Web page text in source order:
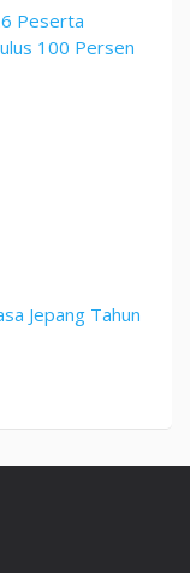
Peserta
100 Persen
Jepang Tahun